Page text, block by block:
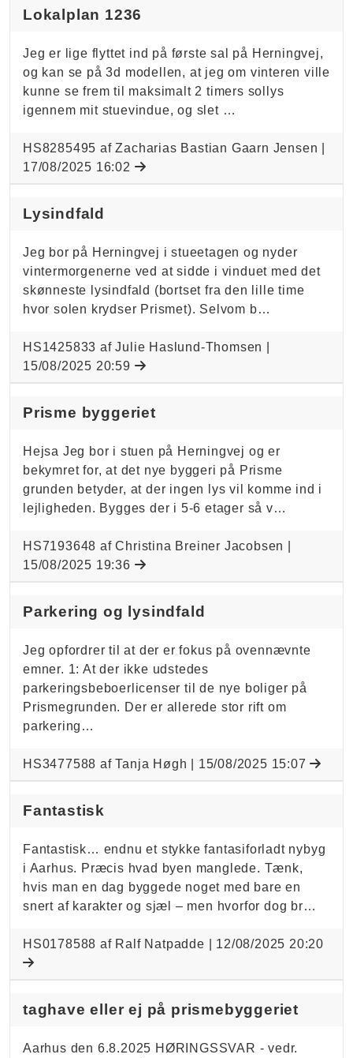
Lokalplan 1236
Jeg er lige flyttet ind på første sal på Herningvej,
og kan se på 3d modellen, at jeg om vinteren ville
kunne se frem til maksimalt 2 timers sollys
igennem mit stuevindue, og slet …
HS8285495 af Zacharias Bastian Gaarn Jensen |
17/08/2025 16:02
Lysindfald
Jeg bor på Herningvej i stueetagen og nyder
vintermorgenerne ved at sidde i vinduet med det
skønneste lysindfald (bortset fra den lille time
hvor solen krydser Prismet). Selvom b…
HS1425833 af Julie Haslund-Thomsen |
15/08/2025 20:59
Prisme byggeriet
Hejsa Jeg bor i stuen på Herningvej og er
bekymret for, at det nye byggeri på Prisme
grunden betyder, at der ingen lys vil komme ind i
lejligheden. Bygges der i 5-6 etager så v…
HS7193648 af Christina Breiner Jacobsen |
15/08/2025 19:36
Parkering og lysindfald
Jeg opfordrer til at der er fokus på ovennævnte
emner. 1: At der ikke udstedes
parkeringsbeboerlicenser til de nye boliger på
Prismegrunden. Der er allerede stor rift om
parkering…
HS3477588 af Tanja Høgh | 15/08/2025 15:07
Fantastisk
Fantastisk… endnu et stykke fantasiforladt nybyg
i Aarhus. Præcis hvad byen manglede. Tænk,
hvis man en dag byggede noget med bare en
snert af karakter og sjæl – men hvorfor dog br…
HS0178588 af Ralf Natpadde | 12/08/2025 20:20
taghave eller ej på prismebyggeriet
Aarhus den 6.8.2025 HØRINGSSVAR - vedr.